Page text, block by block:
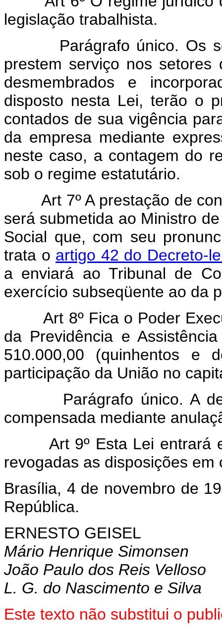
legislação trabalhista.
Parágrafo único. Os
prestem serviço nos setores
desmembrados e
disposto nesta Lei, terão o
contados de sua vigência
da empresa mediante
neste caso, a contagem do
sob o regime estatutário.
Art 7º A prestação de
será submetida ao Ministro
Social que, com seu
trata o artigo 42 do Decreto-
a enviará ao Tribunal de
exercício subseqüente ao da
Art 8º Fica o Poder
da Previdência e
510.000,00 (quinhentos e
participação da União no
Parágrafo único. A
compensada mediante
Art 9º Esta Lei entrará
revogadas as disposições em
Brasília, 4 de novembro de
República.
ERNESTO GEISEL
Mário Henrique Simonsen
João Paulo dos Reis Velloso
L. G. do Nascimento e Silva
Este texto não substitui o